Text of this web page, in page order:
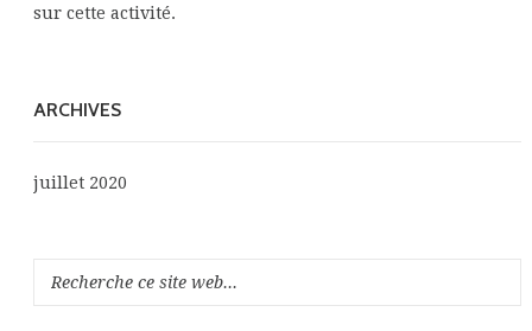
sur cette activité.
ARCHIVES
juillet 2020